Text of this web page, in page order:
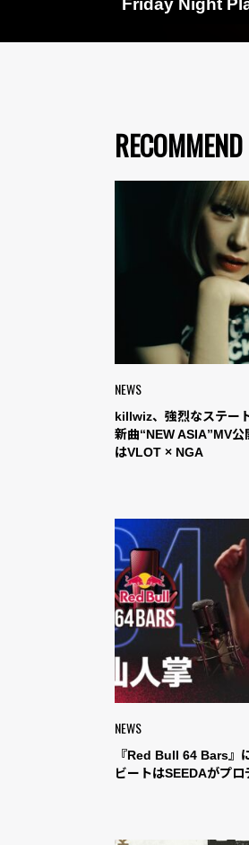
Friday Night
RECOMMEND
NEWS
killwiz、強烈なステー
新曲“NEW ASIA”MV
はVLOT × NGA
NEWS
『Red Bull 64 Bars』
ビートはSEEDAがプロ